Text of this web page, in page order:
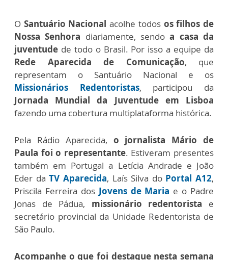
O Santuário Nacional acolhe todos os filhos de
Nossa Senhora diariamente, sendoa casa da
juventude de todo o Brasil. Por isso a equipe da
Rede Aparecida de Comunicação, que
representam o Santuário Nacional e os
Missionários Redentoristas, participou da
Jornada Mundial da Juventude em Lisboa
fazendo uma cobertura multiplataforma histórica.
Pela Rádio Aparecida, o jornalista Mário de
Paula foi o representante. Estiveram presentes
também em Portugal a Letícia Andrade e João
Eder daTV Aparecida, Laís Silva do Portal A12,
Priscila Ferreira dos Jovens de Maria e o Padre
Jonas de Pádua, missionário redentorista e
secretário provincial da Unidade Redentorista de
São Paulo.
Acompanhe o que foi destaque nesta semana